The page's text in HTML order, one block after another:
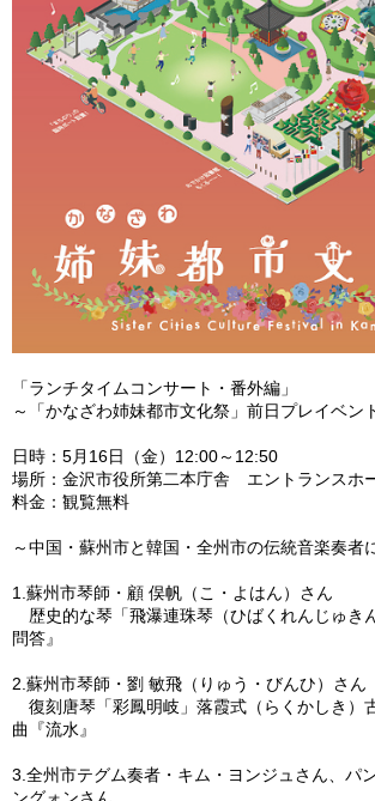
「ランチタイムコンサート・番外編」
～「かなざわ姉妹都市文化祭」前日プレイベン
日時：5月16日（金）12:00～12:50
場所：金沢市役所第二本庁舎 エントランスホ
料金：観覧無料
～中国・蘇州市と韓国・全州市の伝統音楽奏者
1.蘇州市琴師・顧 俣帆（こ・よはん）さん
歴史的な琴「飛瀑連珠琴（ひばくれんじゅき
問答』
2.蘇州市琴師・劉 敏飛（りゅう・びんひ）さん
復刻唐琴「彩鳳明岐」落霞式（らくかしき）
曲『流水』
3.全州市テグム奏者・キム・ヨンジュさん、パ